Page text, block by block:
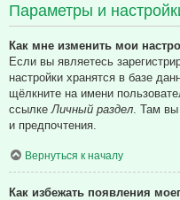
Параметры и
Как мне изменить мои
Если вы являетесь
настройки хранятся в базе
щёлкните на имени
ссылке Личный раздел . Там
и предпочтения.
Вернуться к началу
Как избежать появления